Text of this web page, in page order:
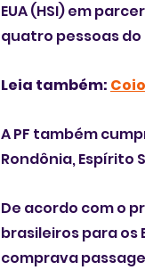
EUA (HSI) em
quatro pessoas do
Leia também:
A PF também
Rondônia, Espírito
De acordo com o
brasileiros para os
comprava